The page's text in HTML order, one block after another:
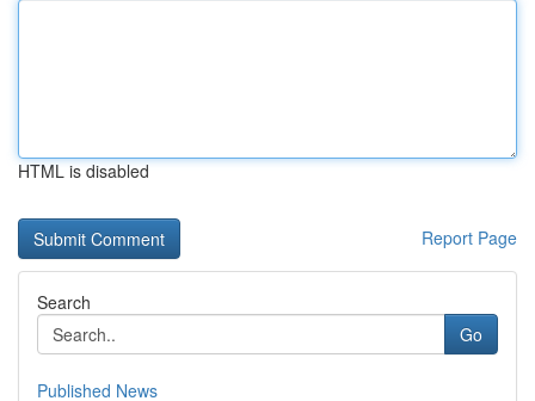
HTML is disabled
Report Page
Search
Go
Published News